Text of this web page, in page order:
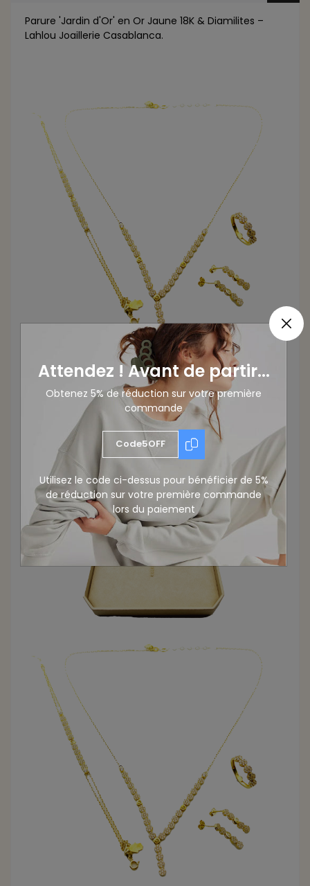
Parure 'Jardin d'Or' en Or Jaune 18K & Diamilites –
Lahlou Joaillerie Casablanca.
Attendez ! Avant de partir...
Obtenez 5% de réduction sur votre première
commande
Code5OFF
Utilisez le code ci-dessus pour bénéficier de 5%
de réduction sur votre première commande
lors du paiement